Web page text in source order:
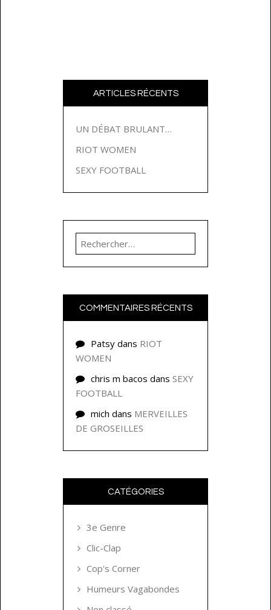
ARTICLES RÉCENTS
UN DÉBAT BRULANT…
RIOT WOMEN
SEXY FOOTBALL
Rechercher :
COMMENTAIRES RÉCENTS
Patsy dans RIOT
WOMEN
chris m bacos dans SEXY
FOOTBALL
mich dans MERVEILLES
DE GROSEILLES
CATÉGORIES
3e Genre
Clic-Clap
Cop's Corner
Humeurs Vagabondes